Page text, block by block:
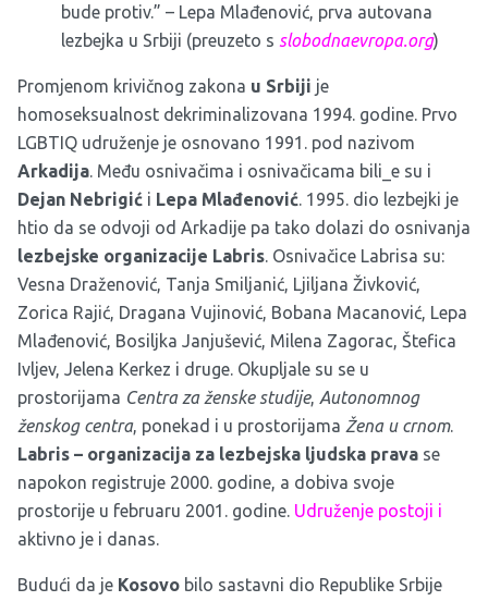
bude protiv.” – Lepa Mlađenović, prva autovana
lezbejka u Srbiji (preuzeto s slobodnaevropa.org)
Promjenom krivičnog zakona u Srbiji je
homoseksualnost dekriminalizovana 1994. godine. Prvo
LGBTIQ udruženje je osnovano 1991. pod nazivom
Arkadija. Među osnivačima i osnivačicama bili_e su i
Dejan Nebrigić i Lepa Mlađenović. 1995. dio lezbejki je
htio da se odvoji od Arkadije pa tako dolazi do osnivanja
lezbejske organizacije Labris. Osnivačice Labrisa su:
Vesna Draženović, Tanja Smiljanić, Ljiljana Živković,
Zorica Rajić, Dragana Vujinović, Bobana Macanović, Lepa
Mlađenović, Bosiljka Janjušević, Milena Zagorac, Štefica
Ivljev, Jelena Kerkez i druge. Okupljale su se u
prostorijama Centra za ženske studije, Autonomnog
ženskog centra, ponekad i u prostorijama Žena u crnom.
Labris – organizacija za lezbejska ljudska prava se
napokon registruje 2000. godine, a dobiva svoje
prostorije u februaru 2001. godine. Udruženje postoji i
aktivno je i danas.
Budući da je Kosovo bilo sastavni dio Republike Srbije